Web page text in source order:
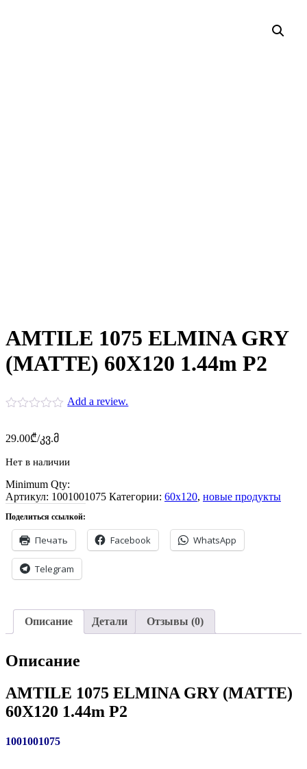
AMTILE 1075 ELMINA GRY
(MATTE) 60X120 1.44m P2
Add a review.
29.00₾/კვ.მ
Нет в наличии
Minimum Qty:
Артикул: 1001001075 Категории: 60x120, новые продукты
Поделиться ссылкой:
Печать Facebook WhatsApp
Telegram
Описание Детали Отзывы (0)
Описание
AMTILE 1075 ELMINA GRY (MATTE)
60X120 1.44m P2
1001001075